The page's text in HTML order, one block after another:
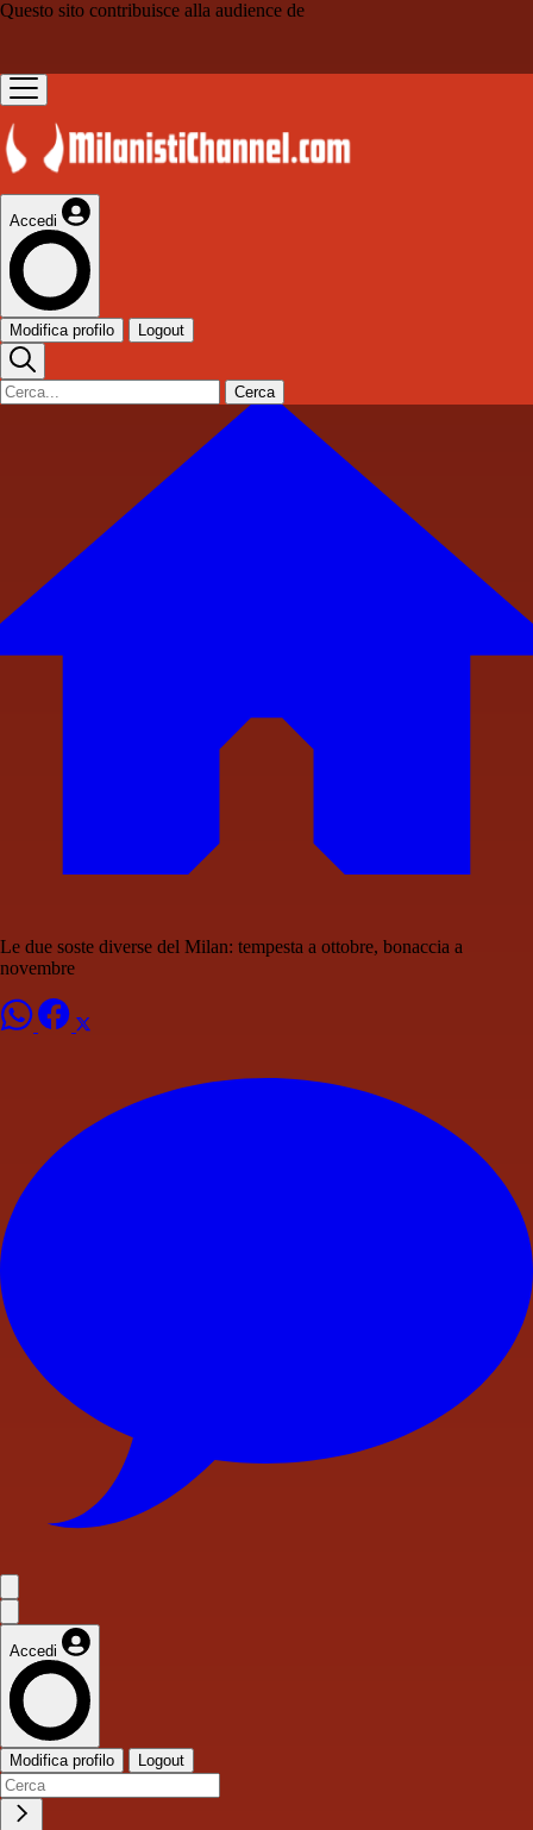
Questo sito contribuisce alla audience de
Accedi
Modifica profilo Logout
Cerca
Le due soste diverse del Milan: tempesta a ottobre, bonaccia a
novembre
Accedi
Modifica profilo Logout